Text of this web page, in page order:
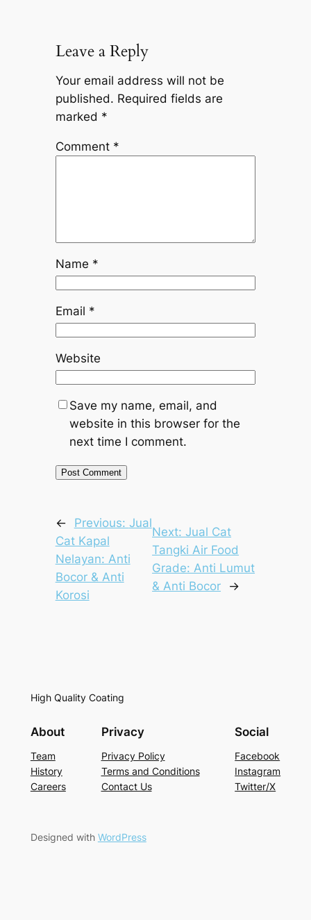
Leave a Reply
Your email address will not be
published. Required fields are
marked *
Comment *
Name *
Email *
Website
Save my name, email, and
website in this browser for the
next time I comment.
← Previous: Jual
Cat Kapal
Nelayan: Anti
Bocor & Anti
Korosi
Next:Jual Cat
Tangki Air Food
Grade: Anti Lumut
& Anti Bocor
→
High Quality Coating
About
Team
History
Careers
Privacy
Privacy Policy
Terms and Conditions
Contact Us
Social
Facebook
Instagram
Twitter/X
Designed with WordPress